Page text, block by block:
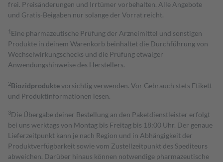
frei. Preisänderungen und Irrtümer vorbehalten. Alle Angebote
und Gratis-Beigaben nur solange der Vorrat reicht.
1 Eine pharmazeutische Prüfung der Arzneimittel und sonstigen
Produkte in deinem Warenkorb beinhaltet die Durchführung von
Wechselwirkungschecks und die Prüfung etwaiger
Anwendungshinweise des Herstellers.
2Biozidproduktevorsichtig verwenden. Vor Gebrauch stets Etikett
und Produktinformationen lesen.
3Die Übergabe deiner Bestellung an den Paketdienstleister erfolgt
bei uns werktags von Montag bis Freitag bis 18:00 Uhr. Der genaue
Lieferzeitpunkt kann je nach Region und in Abhängigkeit der
Produktverfügbarkeit sowie vom Zustellzeitpunkt des Spediteurs
abweichen. Darüber hinaus können notwendige pharmazeutische